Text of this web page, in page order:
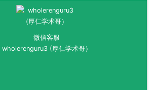
微信客服
wholerenguru3 (厚仁学术哥）